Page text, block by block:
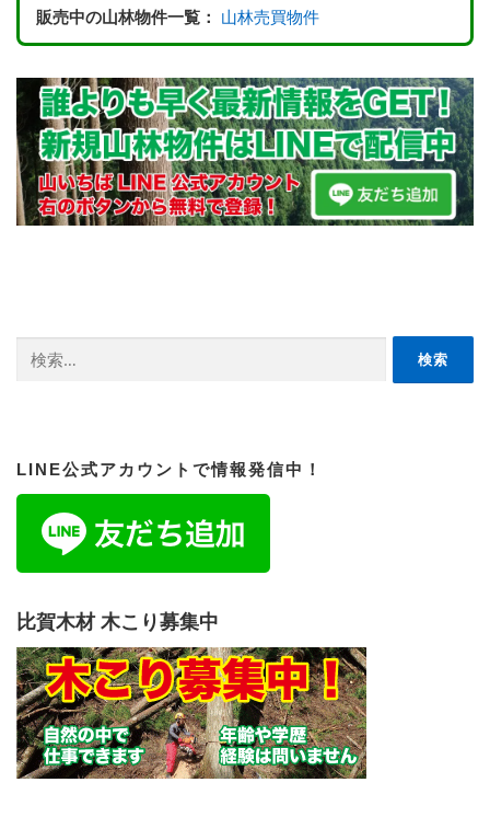
販売中の山林物件一覧： 山林売買物件
LINE公式アカウントで情報発信中！
比賀木材 木こり募集中